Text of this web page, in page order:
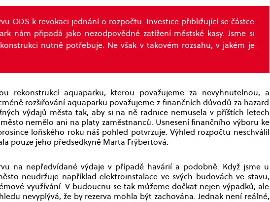
ODS k revokaci jednání o rozpočtu. Investice přibližující se částce
nám připadá jako nezodpovědné zatížení městské kasy. Jsme si
nutně potřebuje. Ne však v takovém rozsahu, v jakém je
rekonstrukcí aquaparku, kterou považujeme za nevyhnutelnou, a
rozšiřování aquaparku považujeme z finančních důvodů za hazard
výdajů města tak, aby si na ně radnice nemusela v příštích letech
nemělo ani na platy zaměstnanců. Usnesení finančního výboru ke
loňského roku náš pohled potvrzuje. Výhled rozpočtu neschválil
pouze jeho předsedkyně Marta Frýbertová.
na nepředvídané výdaje v případě havárií a podobně. Když jsme u
neudržuje například elektroinstalace ve svých budovách ve stavu,
využívání. V budoucnu se tak můžeme dočkat nejen výpadků, ale
nevyplývá, že by rezerva mohla být zachována. Jednak není reálné,